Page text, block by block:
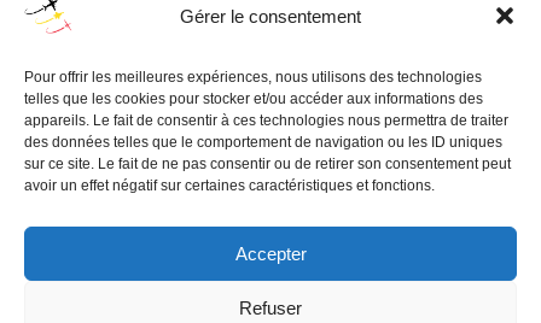
Gérer le consentement
Pour offrir les meilleures expériences, nous utilisons des technologies
telles que les cookies pour stocker et/ou accéder aux informations des
appareils. Le fait de consentir à ces technologies nous permettra de traiter
des données telles que le comportement de navigation ou les ID uniques
sur ce site. Le fait de ne pas consentir ou de retirer son consentement peut
avoir un effet négatif sur certaines caractéristiques et fonctions.
Accepter
Refuser
BELGIUM
Pour toute information générale concernant les BAFDAYS,
contactez‑nous via notrecontactformulier.
Pour toute demande d’accréditation presse, merci de contacter
BAFS-IPR-PRESS@mil.be
Verkoop en toegangsvoorwaarden